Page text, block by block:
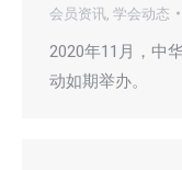
会员资讯 学会动态
2020年11月，中
动如期举办。